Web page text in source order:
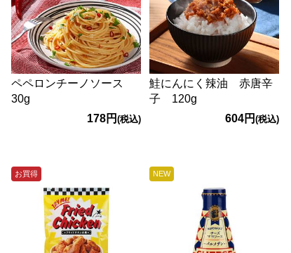
ペペロンチーノソース
30g
178円(税込)
鮭にんにく辣油 赤唐辛
子 120g
604円 (税込)
お買得 NEW